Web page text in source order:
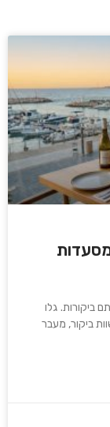
ביקורות. גלו
ביקור, מעבר